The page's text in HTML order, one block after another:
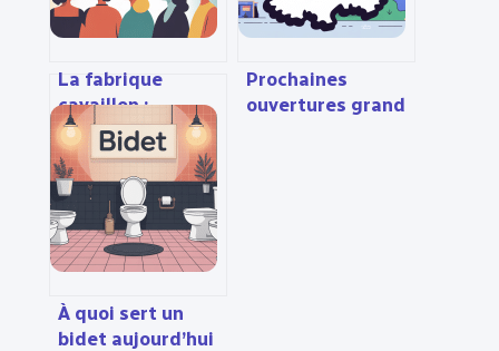
La fabrique
cavaillon :
concept, avis et
guide pratique
pour en profiter
Prochaines
ouvertures grand
À quoi sert un
bidet aujourd’hui